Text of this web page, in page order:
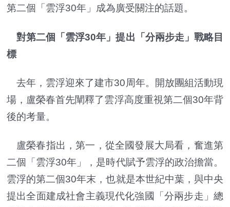
第二個「雲浮30年」成為廣受關注的話題。
對第二個「雲浮30年」提出「分兩步走」戰略目
標
去年，雲浮迎來了建市30周年。開放團組活動現
場，盧榮春首先闡釋了雲浮高度重視第二個30年背
後的考量。
盧榮春指出，第一，從全國發展大局看，奮進第
二個「雲浮30年」，是時代賦予雲浮的政治擔當。
雲浮的第二個30年末，也就是本世紀中葉，與中央
提出全面建成社會主義現代化強國「分兩步走」總